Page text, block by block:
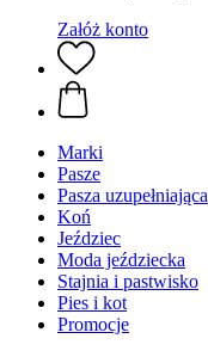
Załóż konto
Marki
Pasze
Pasza uzupełniająca
Koń
Jeździec
Moda jeździecka
Stajnia i pastwisko
Pies i kot
Promocje